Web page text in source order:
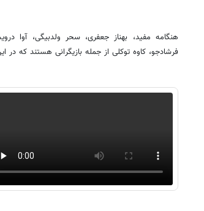
هنگامه مفید، بهناز جعفری، سحر ولدبیگی، آوا
فرشادجو، کاوه توکلی از جمله بازیگرانی هستند که